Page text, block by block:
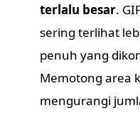
terlalu besar.
sering terlihat
penuh yang
Memotong area
mengurangi